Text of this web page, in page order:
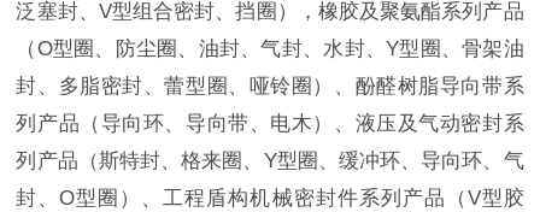
泛塞封、V型组合密封、挡圈），橡胶及聚氨酯系列产品
（O型圈、防尘圈、油封、气封、水封、Y型圈、骨架油
封、多脂密封、蕾型圈、哑铃圈）、酚醛树脂导向带系
列产品（导向环、导向带、电木）、液压及气动密封系
列产品（斯特封、格来圈、Y型圈、缓冲环、导向环、气
封、O型圈）、工程盾构机械密封件系列产品（V型胶